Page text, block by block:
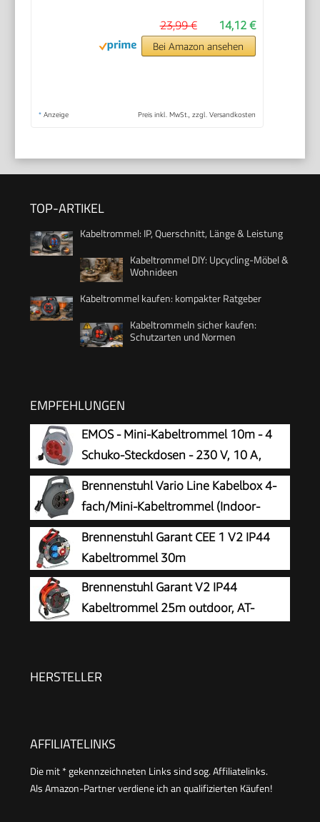
14,12 €
23,99 €
Bei Amazon ansehen
* Anzeige Preis inkl. MwSt., zzgl. Versandkosten
TOP-ARTIKEL
Kabeltrommel: IP, Querschnitt, Länge & Leistung
Kabeltrommel DIY: Upcycling-Möbel &
Wohnideen
Kabeltrommel kaufen: kompakter Ratgeber
Kabeltrommeln sicher kaufen:
Schutzarten und Normen
EMPFEHLUNGEN
EMOS - Mini-Kabeltrommel 10m - 4
Schuko-Steckdosen - 230 V, 10 A,
2300 W - hochwertige PVC-Isolierung -
H05VV-F3G 1,0 mm2 - mit Thermoschalter -
IP20 für Innen
Brennenstuhl Vario Line Kabelbox 4-
fach/Mini-Kabeltrommel (Indoor-
Kabeltrommel für Haushalt, 10m
Kabel, Made in Germany) anthrazit
Brennenstuhl Garant CEE 1 V2 IP44
Kabeltrommel 30m
Brennenstuhl Garant V2 IP44
Kabeltrommel 25m outdoor, AT-
HERSTELLER
AFFILIATELINKS
Die mit * gekennzeichneten Links sind sog. Affiliatelinks.
Als Amazon-Partner verdiene ich an qualifizierten Käufen!